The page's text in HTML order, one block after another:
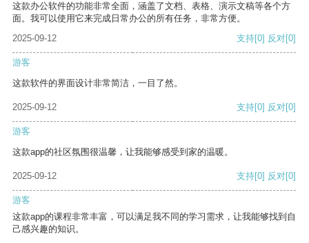
这款办公软件的功能非常全面，涵盖了文档、表格、演示文稿等各个方
面。我可以使用它来完成日常办公的所有任务，非常方便。
2025-09-12
支持[0] 反对[0]
游客
这款软件的界面设计非常简洁，一目了然。
2025-09-12 支持[0] 反对[0]
游客
这款app的社区氛围很温馨，让我能够感受到家的温暖。
2025-09-12 支持[0] 反对[0]
游客
这款app的课程非常丰富，可以满足我不同的学习需求，让我能够找到自
己感兴趣的知识。